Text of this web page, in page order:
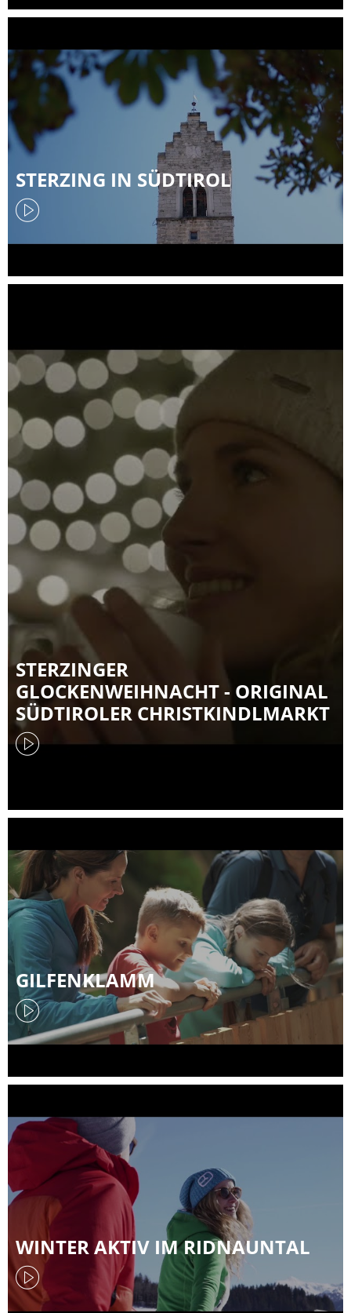
STERZING IN SÜDTIROL
STERZINGER
GLOCKENWEIHNACHT - ORIGINAL
SÜDTIROLER CHRISTKINDLMARKT
GILFENKLAMM
WINTER AKTIV IM RIDNAUNTAL